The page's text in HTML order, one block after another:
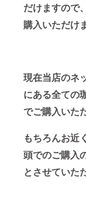
だけますので
購入いただけ
現在当店のネ
にある全ての
でご購入いた
もちろんお近
頭でのご購入
とさせていた